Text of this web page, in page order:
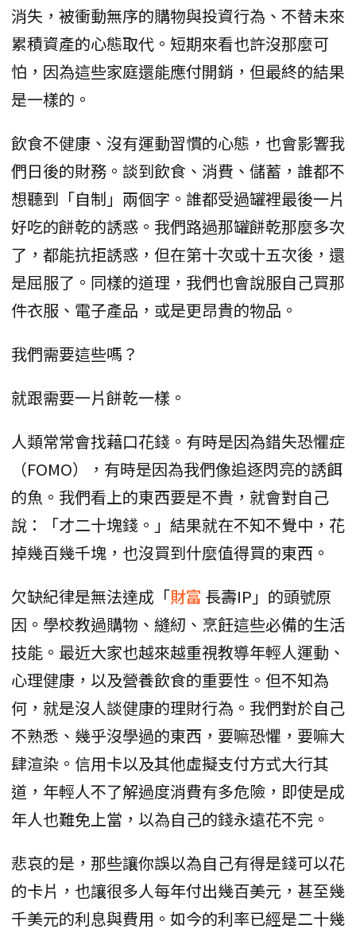
消失，被衝動無序的購物與投資行為、不替未來
累積資產的心態取代。短期來看也許沒那麼可
怕，因為這些家庭還能應付開銷，但最終的結果
是一樣的。
飲食不健康、沒有運動習慣的心態，也會影響我
們日後的財務。談到飲食、消費、儲蓄，誰都不
想聽到「自制」兩個字。誰都受過罐裡最後一片
好吃的餅乾的誘惑。我們路過那罐餅乾那麼多次
了，都能抗拒誘惑，但在第十次或十五次後，還
是屈服了。同樣的道理，我們也會說服自己買那
件衣服、電子產品，或是更昂貴的物品。
我們需要這些嗎？
就跟需要一片餅乾一樣。
人類常常會找藉口花錢。有時是因為錯失恐懼症
（FOMO），有時是因為我們像追逐閃亮的誘餌
的魚。我們看上的東西要是不貴，就會對自己
說：「才二十塊錢。」結果就在不知不覺中，花
掉幾百幾千塊，也沒買到什麼值得買的東西。
欠缺紀律是無法達成「財富 長壽IP」的頭號原
因。學校教過購物、縫紉、烹飪這些必備的生活
技能。最近大家也越來越重視教導年輕人運動、
心理健康，以及營養飲食的重要性。但不知為
何，就是沒人談健康的理財行為。我們對於自己
不熟悉、幾乎沒學過的東西，要嘛恐懼，要嘛大
肆渲染。信用卡以及其他虛擬支付方式大行其
道，年輕人不了解過度消費有多危險，即使是成
年人也難免上當，以為自己的錢永遠花不完。
悲哀的是，那些讓你誤以為自己有得是錢可以花
的卡片，也讓很多人每年付出幾百美元，甚至幾
千美元的利息與費用。如今的利率已經是二十幾